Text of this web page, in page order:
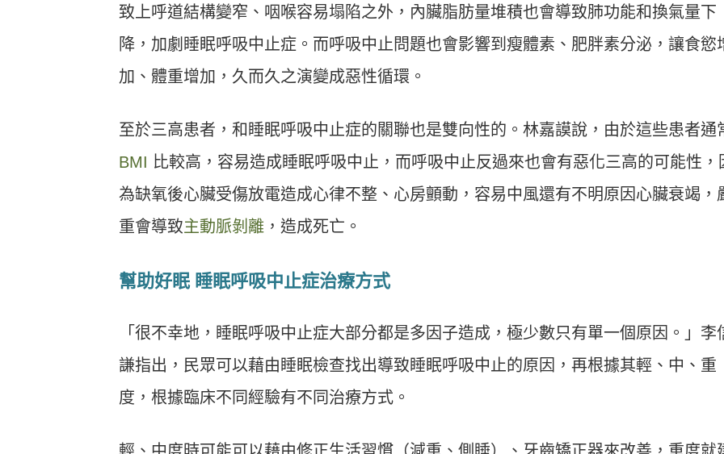
致上呼道結構變窄、咽喉容易塌陷之外，內臟脂肪量堆積也會導致肺功能和換氣量下
降，加劇睡眠呼吸中止症。而呼吸中止問題也會影響到瘦體素、肥胖素分泌，讓食慾
加、體重增加，久而久之演變成惡性循環。
至於三高患者，和睡眠呼吸中止症的關聯也是雙向性的。林嘉謨說，由於這些患者通
BMI 比較高，容易造成睡眠呼吸中止，而呼吸中止反過來也會有惡化三高的可能性，
為缺氧後心臟受傷放電造成心律不整、心房顫動，容易中風還有不明原因心臟衰竭，
重會導致主動脈剝離 ，造成死亡。
幫助好眠 睡眠呼吸中止症治療方式
「很不幸地，睡眠呼吸中止症大部分都是多因子造成，極少數只有單一個原因。」李
謙指出，民眾可以藉由睡眠檢查找出導致睡眠呼吸中止的原因，再根據其輕、中、重
度，根據臨床不同經驗有不同治療方式。